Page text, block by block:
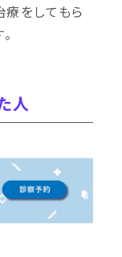
療をしてもら
人